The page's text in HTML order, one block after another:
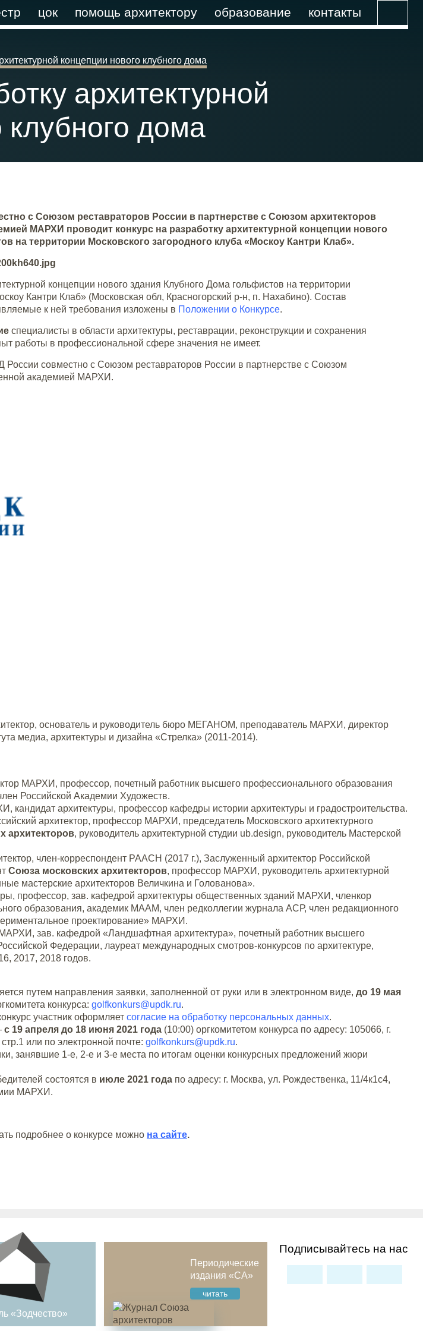
цок помощь архитектору образование контакты
концепции нового клубного дома
архитектурной
клубного дома
с Союзом реставраторов России в партнерстве с Союзом архитекторов
МАРХИ проводит конкурс на разработку архитектурной концепции нового
на территории Московского загородного клуба «Москоу Кантри Клаб».
концепции нового здания Клубного Дома гольфистов на территории
Кантри Клаб» (Московская обл, Красногорский р-н, п. Нахабино). Состав
к ней требования изложены в Положении о Конкурсе.
специалисты в области архитектуры, реставрации, реконструкции и сохранения
работы в профессиональной сфере значения не имеет.
совместно с Союзом реставраторов России в партнерстве с Союзом
академией МАРХИ.
основатель и руководитель бюро МЕГАНОМ, преподаватель МАРХИ, директор
медиа, архитектуры и дизайна «Стрелка» (2011-2014).
МАРХИ, профессор, почетный работник высшего профессионального образования
Российской Академии Художеств.
кандидат архитектуры, профессор кафедры истории архитектуры и градостроительства.
архитектор, профессор МАРХИ, председатель Московского архитектурного
архитекторов, руководитель архитектурной студии ub.design, руководитель Мастерской
член-корреспондент РААСН (2017 г.), Заслуженный архитектор Российской
Союза московских архитекторов, профессор МАРХИ, руководитель архитектурной
мастерские архитекторов Величкина и Голованова».
профессор, зав. кафедрой архитектуры общественных зданий МАРХИ, членкор
образования, академик МААМ, член редколлегии журнала АСР, член редакционного
проектирование» МАРХИ.
зав. кафедрой «Ландшафтная архитектура», почетный работник высшего
Федерации, лауреат международных смотров-конкурсов по архитектуре,
2017, 2018 годов.
путем направления заявки, заполненной от руки или в электронном виде, до 19 мая
конкурса: golfkonkurs@updk.ru.
участник оформляет согласие на обработку персональных данных.
с 19 апреля до 18 июня 2021 года (10:00) оргкомитетом конкурса по адресу: 105066, г.
или по электронной почте: golfkonkurs@updk.ru.
занявшие 1-е, 2-е и 3-е места по итогам оценки конкурсных предложений жюри
состоятся в июле 2021 года по адресу: г. Москва, ул. Рождественка, 11/4к1с4,
МАРХИ.
подробнее о конкурсе можно на сайте.
Подписывайтесь на нас
«Зодчество»
Периодические
издания «СА»
читать